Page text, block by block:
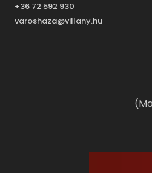
+36 72 592 930
varoshaza@villany.hu